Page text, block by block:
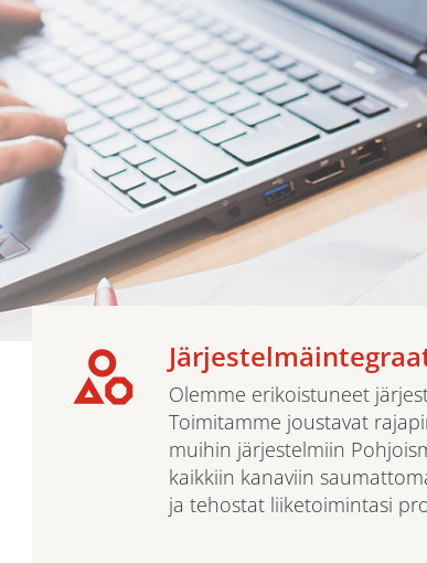
Olemme erikoistuneet
Toimitamme joustavat
muihin järjestelmiin
kaikkiin kanaviin
ja tehostat liiketoimintasi